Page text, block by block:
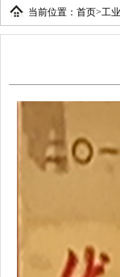
康复科
当前位置： 首页>工